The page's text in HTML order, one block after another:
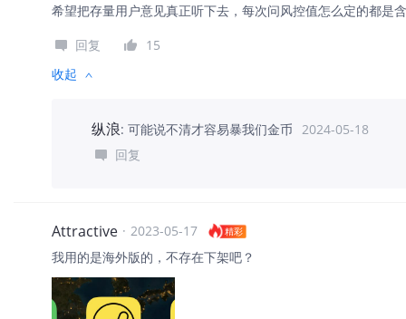
希望把存量用户意见真正听下去，每次问风控值怎么定的都是
回复
15
收起
纵浪: 可能说不清才容易暴我们金币
2024-05-18
回复
Attractive · 2023-05-17 精彩
我用的是海外版的，不存在下架吧？